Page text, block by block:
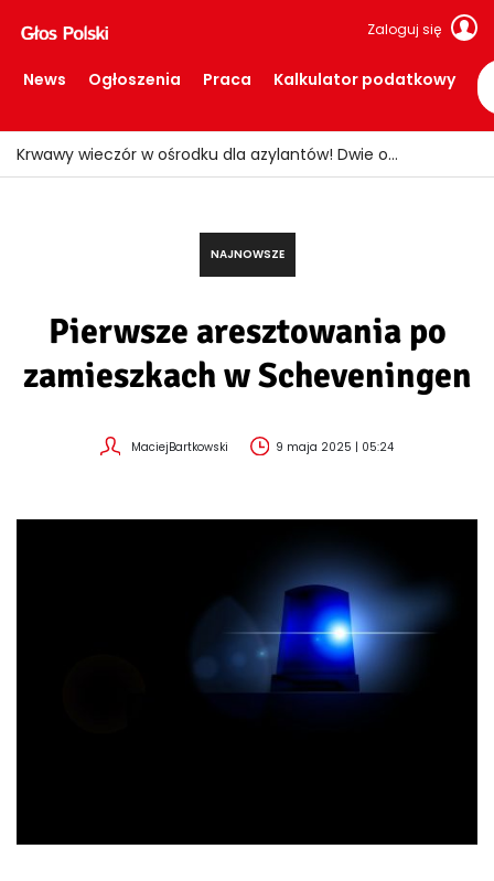
Zaloguj się
News Ogłoszenia Praca Kalkulator podatkowy
Polacy w Holandii mogą dostać setki euro na dzieci! Wiele rodzin nie zna tych świadczeń
NAJNOWSZE
Pierwsze aresztowania po
zamieszkach w Scheveningen
MaciejBartkowski 9 maja 2025 | 05:24